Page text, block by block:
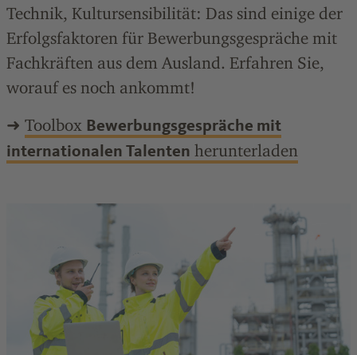
Technik, Kultursensibilität: Das sind einige der
Erfolgsfaktoren für Bewerbungsgespräche mit
Fachkräften aus dem Ausland. Erfahren Sie,
worauf es noch ankommt!
➜ Toolbox Bewerbungsgespräche mit
internationalen Talenten herunterladen